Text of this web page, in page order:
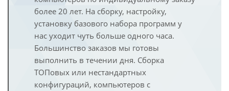
более 20 лет. На сборку, настройку,
установку базового набора программ у
нас уходит чуть больше одного часа.
Большинство заказов мы готовы
выполнить в течении дня. Сборка
ТОПовых или нестандартных
конфигураций, компьютеров с